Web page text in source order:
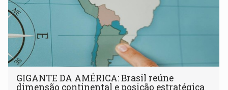
GIGANTE DA AMÉRICA: Brasil reúne
dimensão continental e posição estratégica